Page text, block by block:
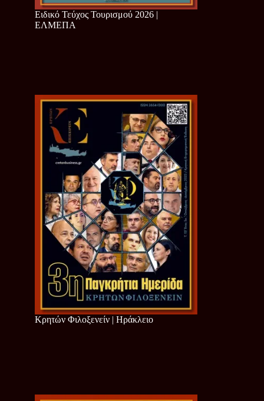
Ειδικό Τεύχος Τουρισμού 2026 |
ΕΛΜΕΠΑ
Κρητών Φιλοξενείν | Ηράκλειο